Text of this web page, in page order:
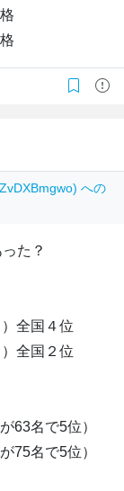
への
た？
全国４位
全国２位
名で5位）
名で5位）